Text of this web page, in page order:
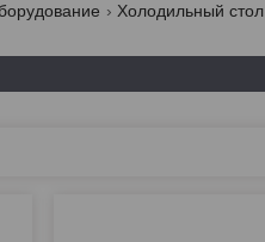
Холодильный стол